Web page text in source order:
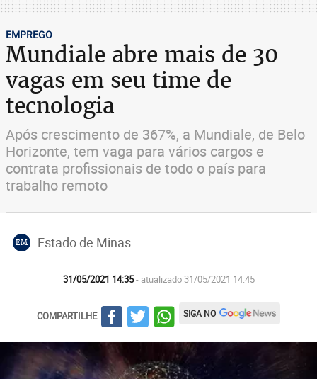
EMPREGO
Mundiale abre mais de 30
vagas em seu time de
tecnologia
Após crescimento de 367%, a Mundiale, de Belo
Horizonte, tem vaga para vários cargos e
contrata profissionais de todo o país para
trabalho remoto
EM Estado de Minas
31/05/2021 14:35- atualizado 31/05/2021 14:45
COMPARTILHE SIGA NO